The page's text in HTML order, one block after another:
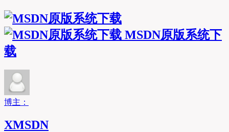
MSDN原版系统下
载
博主：
XMSDN